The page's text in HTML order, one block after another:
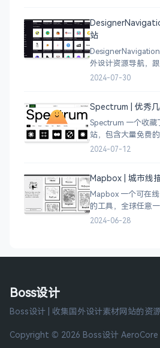
站
外设计资源导航，
分门别类的划分设
2024-07-30
Spectrum | 优秀
Spectrum 一个收藏
站，包含大量免费
周都会更新 100 个
2024-07-12
Mapbox | 城市线
Mapbox 一个可在
的工具，全球任意
城市，直接搜索城
2024-06-28
Boss设计
Boss设计 | 收集国外设计素材网站的资
Copyright © 2026 Boss设计 AeroCore